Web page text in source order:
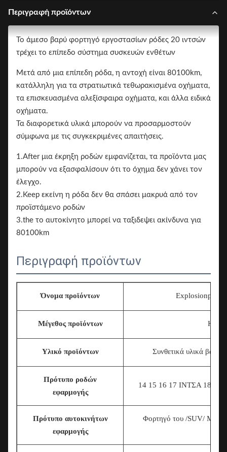
Περιγραφή προϊόντων
Το άμεσο βαρύ φορτηγό εργοστασίων ρόδες 20 ιντσών
τρέχει το επίπεδο σύστημα συσκευών ενθέτων
Μετά από μια επίπεδη ρόδα, η αντοχή είναι 80100km,
κατάλληλη για τα στρατιωτικά τεθωρακισμένα οχήματα,
τα επισκευασμένα αλεξίσφαιρα οχήματα, και άλλα ειδικά
οχήματα.
Τα διαφορετικά υλικά μπορούν να προσαρμοστούν
σύμφωνα με τις συγκεκριμένες απαιτήσεις.
1.After μια έκρηξη ροδών εμφανίζεται, τα προϊόντα μας
μπορούν να εξασφαλίσουν ότι το όχημα δεν χάνει τον
έλεγχο.
2.Keep εκείνη η ρόδα δεν θα σπάσει μακρυά από τον
προϊστάμενο ροδών
3.the το αυτοκίνητο μπορεί να ταξιδεψει ακίνδυνα για
80100km
Περιγραφή προϊόντων
Όνομα προϊόντων Explosionproof
Μέγεθος προϊόντων
Υλικό προϊόντων Συνθετικά υλικά
Πρότυπο ροδών
εφαρμογής
14 15 16 17 ΙΝΤΣΑ
Πρότυπο αυτοκινήτων
εφαρμογής
Φορτηγό του /SUV/ MPV/